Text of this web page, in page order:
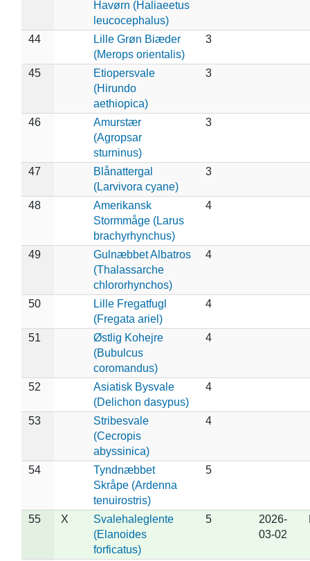
Havørn (Haliaeetus
leucocephalus)
44
Lille Grøn Biæder
(Merops orientalis)
3
45
Etiopersvale
(Hirundo
aethiopica)
3
46
Amurstær
(Agropsar
sturninus)
3
47
Blånattergal
(Larvivora cyane)
3
48
Amerikansk
Stormmåge (Larus
brachyrhynchus)
4
49
Gulnæbbet Albatros
(Thalassarche
chlororhynchos)
4
50
Lille Fregatfugl
(Fregata ariel)
4
51
Østlig Kohejre
(Bubulcus
coromandus)
4
52
Asiatisk Bysvale
(Delichon dasypus)
4
53
Stribesvale
(Cecropis
abyssinica)
4
54
Tyndnæbbet
Skråpe (Ardenna
tenuirostris)
5
55 X
Svalehaleglente
(Elanoides
forficatus)
5
2026-
03-02